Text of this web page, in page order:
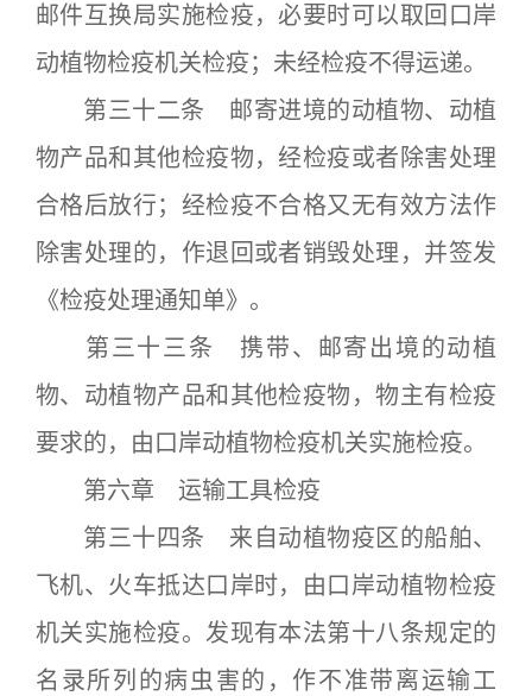
邮件互换局实施检疫，必要时可以取回口岸
动植物检疫机关检疫；未经检疫不得运递。
第三十二条 邮寄进境的动植物、动植
物产品和其他检疫物，经检疫或者除害处理
合格后放行；经检疫不合格又无有效方法作
除害处理的，作退回或者销毁处理，并签发
《检疫处理通知单》。
第三十三条 携带、邮寄出境的动植
物、动植物产品和其他检疫物，物主有检疫
要求的，由口岸动植物检疫机关实施检疫。
第六章 运输工具检疫
第三十四条 来自动植物疫区的船舶、
飞机、火车抵达口岸时，由口岸动植物检疫
机关实施检疫。发现有本法第十八条规定的
名录所列的病虫害的，作不准带离运输工